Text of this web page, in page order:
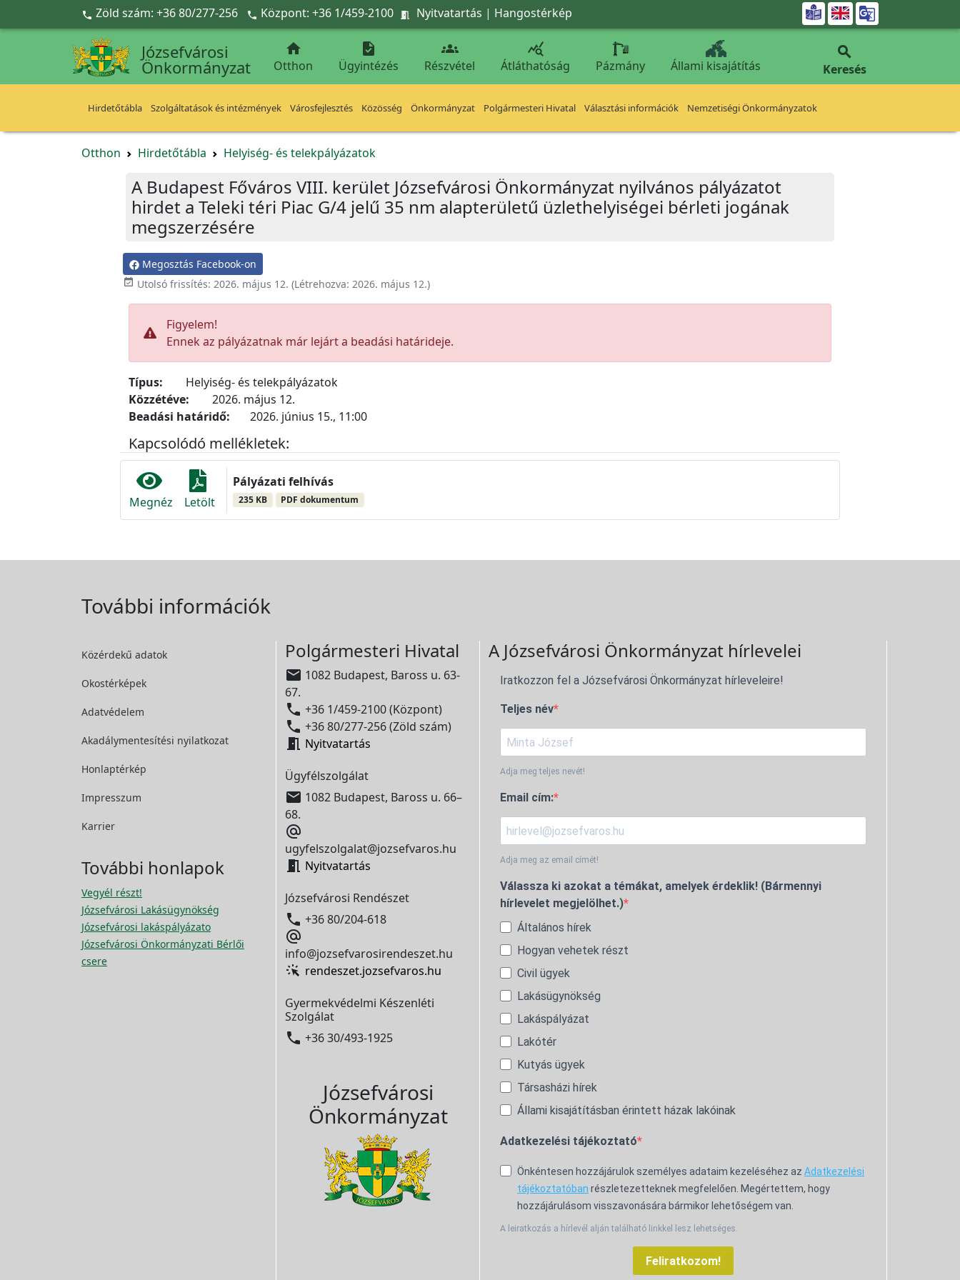
Ugrás a fő tartalomra
 Zöld szám: +36 80/277-256  Központ: +36 1/459-2100  Nyitvatartás | Hangostérkép 
Józsefvárosi
Önkormányzat

Otthon

Ügyintézés

Részvétel

Átláthatóság Pázmány Állami kisajátítás

Keresés
Hirdetőtábla Szolgáltatások és intézmények Városfejlesztés Közösség Önkormányzat Polgármesteri Hivatal Választási információk Nemzetiségi Önkormányzatok
Otthon Hirdetőtábla Helyiség- és telekpályázatok
A Budapest Főváros VIII. kerület Józsefvárosi Önkormányzat nyilvános pályázatot
hirdet a Teleki téri Piac G/4 jelű 35 nm alapterületű üzlethelyiségei bérleti jogának
megszerzésére
Megosztás Facebook-on
 Utolsó frissítés: 2026. május 12. (Létrehozva: 2026. május 12.)
Figyelem!
Ennek az pályázatnak már lejárt a beadási határideje.
Típus:
Helyiség- és telekpályázatok
Közzétéve:
2026. május 12.
Beadási határidő:
2026. június 15., 11:00
Kapcsolódó mellékletek:
Megnéz Letölt
Pályázati felhívás
235 KB PDF dokumentum
További információk
Közérdekű adatok
Okostérképek
Adatvédelem
Akadálymentesítési nyilatkozat
Honlaptérkép
Impresszum
Karrier
További honlapok
Vegyél részt!
Józsefvárosi Lakásügynökség
Józsefvárosi lakáspályázato
Józsefvárosi Önkormányzati Bérlői
csere
Polgármesteri Hivatal
 1082 Budapest, Baross u. 63-
67.
 +36 1/459-2100 (Központ)
 +36 80/277-256 (Zöld szám)
 Nyitvatartás
Ügyfélszolgálat
 1082 Budapest, Baross u. 66–
68.

ugyfelszolgalat@jozsefvaros.hu
 Nyitvatartás
Józsefvárosi Rendészet
 +36 80/204-618

info@jozsefvarosirendeszet.hu
rendeszet.jozsefvaros.hu
Gyermekvédelmi Készenléti
Szolgálat
 +36 30/493-1925
Józsefvárosi
Önkormányzat
A Józsefvárosi Önkormányzat hírlevelei
Iratkozzon fel a Józsefvárosi Önkormányzat hírleveleire!
Teljes név
Adja meg teljes nevét!
Email cím:
Adja meg az email címét!
Válassza ki azokat a témákat, amelyek érdeklik! (Bármennyi
hírlevelet megjelölhet.)
Általános hírek
Hogyan vehetek részt
Civil ügyek
Lakásügynökség
Lakáspályázat
Lakótér
Kutyás ügyek
Társasházi hírek
Állami kisajátításban érintett házak lakóinak
Adatkezelési tájékoztató
Önkéntesen hozzájárulok személyes adataim kezeléséhez az Adatkezelési
tájékoztatóban részletezetteknek megfelelően. Megértettem, hogy
hozzájárulásom visszavonására bármikor lehetőségem van.
A leiratkozás a hírlevél alján található linkkel lesz lehetséges.
Feliratkozom!